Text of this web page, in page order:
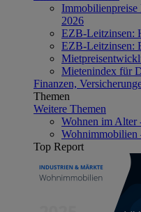
2026
EZB-Leitzinsen:
EZB-Leitzinsen:
Mietenindex für
Finanzen,
Themen
Weitere Themen
Wohnen im Alter
Wohnimmobilien
Top Report